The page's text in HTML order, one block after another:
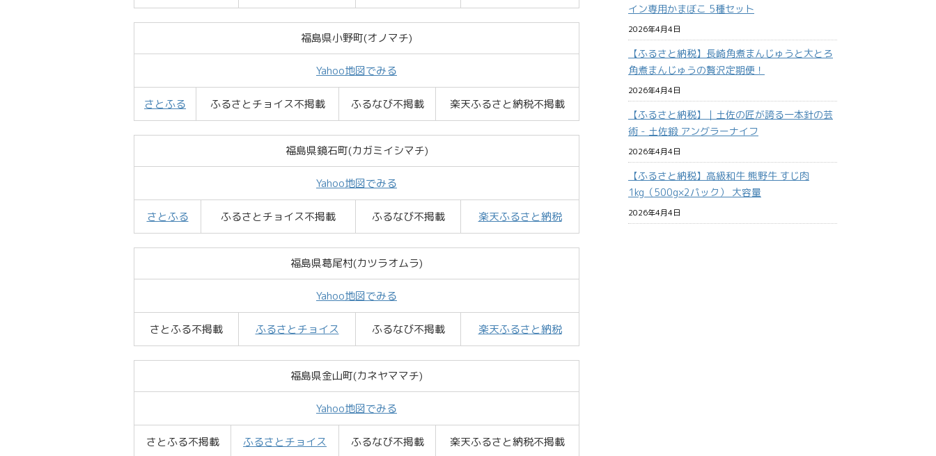
福島県小野町(オノマチ)
Yahoo地図でみる
さとふる ふるさとチョイス不掲載 ふるなび不掲載 楽天ふるさと納税不掲載
福島県鏡石町(カガミイシマチ)
Yahoo地図でみる
さとふる ふるさとチョイス不掲載 ふるなび不掲載 楽天ふるさと納税
福島県葛尾村(カツラオムラ)
Yahoo地図でみる
さとふる不掲載 ふるさとチョイス ふるなび不掲載 楽天ふるさと納税
福島県金山町(カネヤママチ)
Yahoo地図でみる
さとふる不掲載 ふるさとチョイス ふるなび不掲載 楽天ふるさと納税不掲載
イン専用かまぼこ 5種セット
2026年4月4日
【ふるさと納税】長崎角煮まんじゅうと大とろ
角煮まんじゅうの贅沢定期便！
2026年4月4日
【ふるさと納税】｜土佐の匠が誇る一本針の芸
術 - 土佐鍛 アングラーナイフ
2026年4月4日
【ふるさと納税】高級和牛 熊野牛 すじ肉
1kg（500g×2パック） 大容量
2026年4月4日